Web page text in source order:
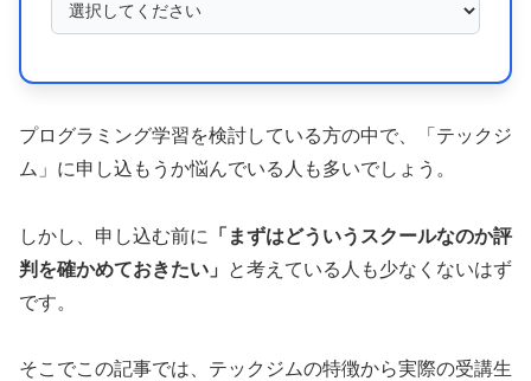
プログラミング学習を検討している方の中で、「テックジ
ム」に申し込もうか悩んでいる人も多いでしょう。
しかし、申し込む前に
「まずはどういうスクールなのか評
判を確かめておきたい」
と考えている人も少なくないはず
です。
そこでこの記事では、テックジムの特徴から実際の受講生